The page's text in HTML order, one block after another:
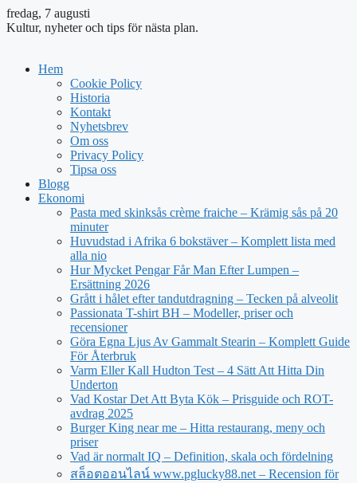
fredag, 7 augusti
Kultur, nyheter och tips för nästa plan.
Hem
Cookie Policy
Historia
Kontakt
Nyhetsbrev
Om oss
Privacy Policy
Tipsa oss
Blogg
Ekonomi
Pasta med skinksås crème fraiche – Krämig sås på 20
minuter
Huvudstad i Afrika 6 bokstäver – Komplett lista med
alla nio
Hur Mycket Pengar Får Man Efter Lumpen –
Ersättning 2026
Grått i hålet efter tandutdragning – Tecken på alveolit
Passionata T-shirt BH – Modeller, priser och
recensioner
Göra Egna Ljus Av Gammalt Stearin – Komplett Guide
För Återbruk
Varm Eller Kall Hudton Test – 4 Sätt Att Hitta Din
Underton
Vad Kostar Det Att Byta Kök – Prisguide och ROT-
avdrag 2025
Burger King near me – Hitta restaurang, meny och
priser
Vad är normalt IQ – Definition, skala och fördelning
สล็อตออนไลน์ www.pglucky88.net – Recension för